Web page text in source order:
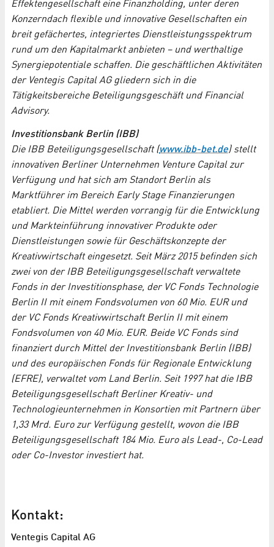
Effektengesellschaft eine Finanzholding, unter deren
Konzerndach flexible und innovative Gesellschaften ein
breit gefächertes, integriertes Dienstleistungsspektrum
rund um den Kapitalmarkt anbieten – und werthaltige
Synergiepotentiale schaffen. Die geschäftlichen Aktivitäten
der Ventegis Capital AG gliedern sich in die
Tätigkeitsbereiche Beteiligungsgeschäft und Financial
Advisory.
Investitionsbank Berlin (IBB)
Die IBB Beteiligungsgesellschaft (www.ibb-bet.de) stellt
innovativen Berliner Unternehmen Venture Capital zur
Verfügung und hat sich am Standort Berlin als
Marktführer im Bereich Early Stage Finanzierungen
etabliert. Die Mittel werden vorrangig für die Entwicklung
und Markteinführung innovativer Produkte oder
Dienstleistungen sowie für Geschäftskonzepte der
Kreativwirtschaft eingesetzt. Seit März 2015 befinden sich
zwei von der IBB Beteiligungsgesellschaft verwaltete
Fonds in der Investitionsphase, der VC Fonds Technologie
Berlin II mit einem Fondsvolumen von 60 Mio. EUR und
der VC Fonds Kreativwirtschaft Berlin II mit einem
Fondsvolumen von 40 Mio. EUR. Beide VC Fonds sind
finanziert durch Mittel der Investitionsbank Berlin (IBB)
und des europäischen Fonds für Regionale Entwicklung
(EFRE), verwaltet vom Land Berlin. Seit 1997 hat die IBB
Beteiligungsgesellschaft Berliner Kreativ- und
Technologieunternehmen in Konsortien mit Partnern über
1,33 Mrd. Euro zur Verfügung gestellt, wovon die IBB
Beteiligungsgesellschaft 184 Mio. Euro als Lead-, Co-Lead
oder Co-Investor investiert hat.
Kontakt:
Ventegis Capital AG